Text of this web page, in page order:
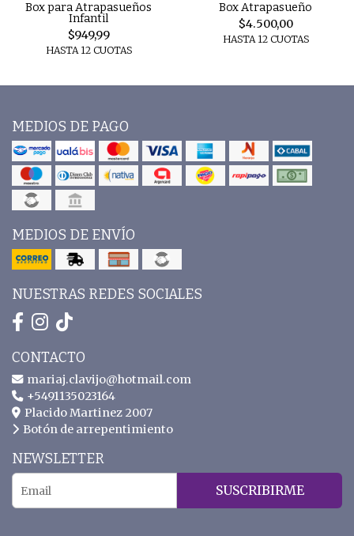
Box para Atrapasueños
Infantil
$949,99
HASTA 12 CUOTAS
Box Atrapasueño
$4.500,00
HASTA 12 CUOTAS
MEDIOS DE PAGO
MEDIOS DE ENVÍO
NUESTRAS REDES SOCIALES
CONTACTO
mariaj.clavijo@hotmail.com
+5491135023164
Placido Martinez 2007
Botón de arrepentimiento
NEWSLETTER
SUSCRIBIRME